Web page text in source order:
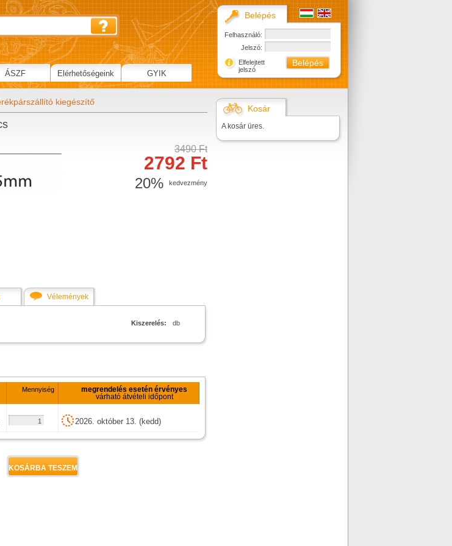
kiegészítő
3490 Ft
2792 Ft
20% kedvezmény
Vélemények
Kiszerelés: db
Mennyiség
megrendelés esetén érvényes
várható átvételi időpont
2026. október 13. (kedd)
Kosár
A kosár üres.
Belépés
Felhasználó:
Jelszó:
Elfelejtett
jelszó
ÁSZF Elérhetőségeink GYIK